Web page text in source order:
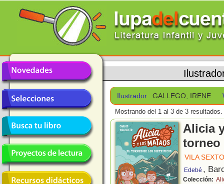
Ilustrador: GALLEGO, IRENE
Mostrando del 1 al 3 de 3 resultados.
Alicia
torneo
VILA
Edebé ,
Colección: